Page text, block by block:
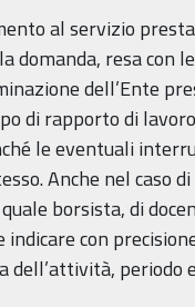
al servizio
domanda, resa con
dell’Ente
di rapporto di
le eventuali
Anche nel caso
borsista, di
indicare con
dell’attività, periodo